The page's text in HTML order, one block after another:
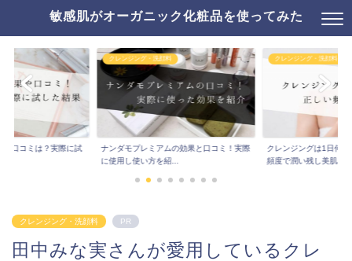
敏感肌がオーガニック化粧品を使ってみた
の効果と口コミ！実際
クレンジング・洗顔料
クレンジングは1日何回が正解！？正しい
頻度で潤い残し美肌...
トライアルセット
ビューリンRのお試し
実際に使ってみた効...
クレンジング・洗顔料 PR
田中みな実さんが愛用しているクレ